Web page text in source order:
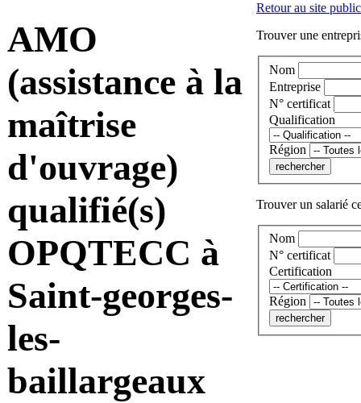
AMO
(assistance à la
maîtrise
d'ouvrage)
qualifié(s)
OPQTECC à
Saint-georges-
les-
baillargeaux
Retour au site public
Trouver une
Nom
Entreprise
N° certificat
Qualification
Région
Trouver un salarié
Nom
N° certificat
Certification
Région